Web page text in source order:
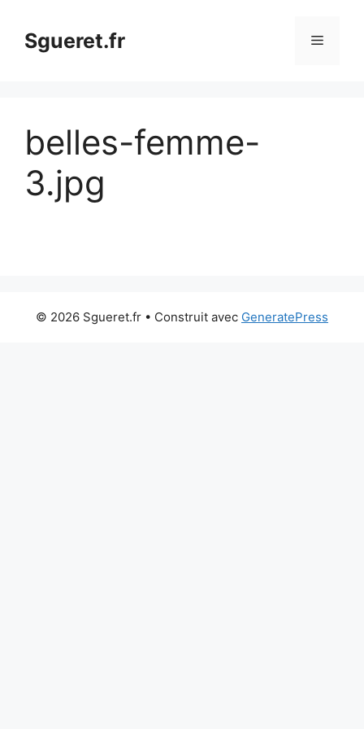
contenuSgueret.fr Menu
belles-femme-
3.jpg
© 2026 Sgueret.fr • Construit avec GeneratePress